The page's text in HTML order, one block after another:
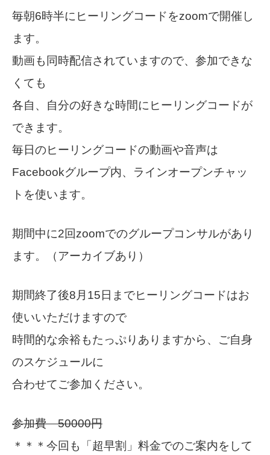
毎朝6時半にヒーリングコードをzoomで開催し
ます。
動画も同時配信されていますので、参加できな
くても
各自、自分の好きな時間にヒーリングコードが
できます。
毎日のヒーリングコードの動画や音声は
Facebookグループ内、ラインオープンチャッ
トを使います。
期間中に2回zoomでのグループコンサルがあり
ます。（アーカイブあり）
期間終了後8月15日までヒーリングコードはお
使いいただけますので
時間的な余裕もたっぷりありますから、ご自身
のスケジュールに
合わせてご参加ください。
参加費 50000円
＊＊＊今回も「超早割」料金でのご案内をして